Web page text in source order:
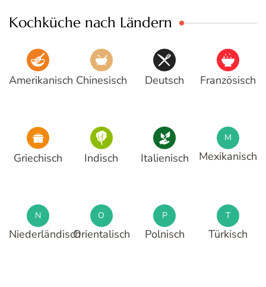
Kochküche nach Ländern
Amerikanisch Chinesisch Deutsch Französisch
Griechisch Indisch Italienisch
M
Mexikanisch
N
Niederländisch
O
Orientalisch
P
Polnisch
T
Türkisch